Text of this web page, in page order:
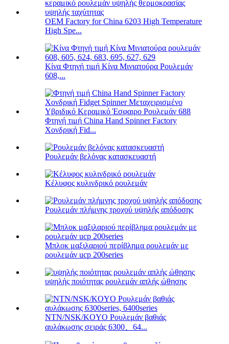
OEM Factory for China 6203 High Temperature
High Spe...
Κίνα Φτηνή τιμή Κίνα Μινιατούρα Ρουλεμάν
608,...
Φτηνή τιμή China Hand Spinner Factory
Χονδρική Fid...
Ρουλεμάν βελόνας κατασκευαστή
Κέλυφος κυλινδρικό ρουλεμάν
Ρουλεμάν πλήμνης τροχού υψηλής απόδοσης
Μπλοκ μαξιλαριού περίβλημα ρουλεμάν με
ρουλεμάν ucp 200series
υψηλής ποιότητας ρουλεμάν απλής ώθησης
NTN/NSK/KOYO Ρουλεμάν βαθιάς
αυλάκωσης σειράς 6300、64...